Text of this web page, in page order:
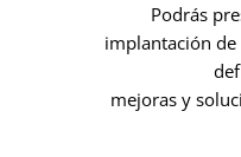
Podrás
implantación
mejoras y